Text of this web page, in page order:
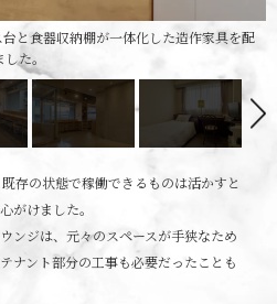
と食器収納棚が一体化した造作家具を配
た。
存の状態で稼働できるものは活かすと
がけました。
ンジは、元々のスペースが手狭なため
ナント部分の工事も必要だったことも